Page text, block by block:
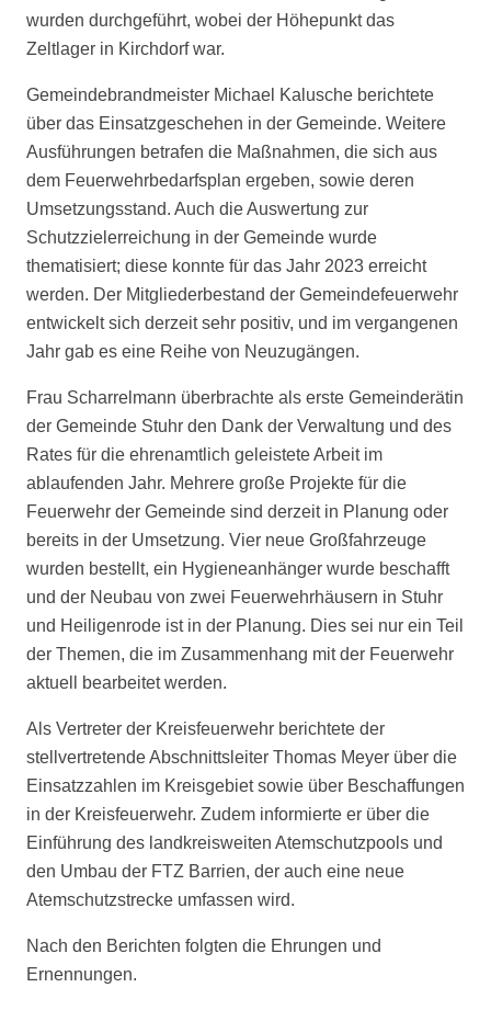
wurden durchgeführt, wobei der Höhepunkt das
Zeltlager in Kirchdorf war.
Gemeindebrandmeister Michael Kalusche berichtete
über das Einsatzgeschehen in der Gemeinde. Weitere
Ausführungen betrafen die Maßnahmen, die sich aus
dem Feuerwehrbedarfsplan ergeben, sowie deren
Umsetzungsstand. Auch die Auswertung zur
Schutzzielerreichung in der Gemeinde wurde
thematisiert; diese konnte für das Jahr 2023 erreicht
werden. Der Mitgliederbestand der Gemeindefeuerwehr
entwickelt sich derzeit sehr positiv, und im vergangenen
Jahr gab es eine Reihe von Neuzugängen.
Frau Scharrelmann überbrachte als erste Gemeinderätin
der Gemeinde Stuhr den Dank der Verwaltung und des
Rates für die ehrenamtlich geleistete Arbeit im
ablaufenden Jahr. Mehrere große Projekte für die
Feuerwehr der Gemeinde sind derzeit in Planung oder
bereits in der Umsetzung. Vier neue Großfahrzeuge
wurden bestellt, ein Hygieneanhänger wurde beschafft
und der Neubau von zwei Feuerwehrhäusern in Stuhr
und Heiligenrode ist in der Planung. Dies sei nur ein Teil
der Themen, die im Zusammenhang mit der Feuerwehr
aktuell bearbeitet werden.
Als Vertreter der Kreisfeuerwehr berichtete der
stellvertretende Abschnittsleiter Thomas Meyer über die
Einsatzzahlen im Kreisgebiet sowie über Beschaffungen
in der Kreisfeuerwehr. Zudem informierte er über die
Einführung des landkreisweiten Atemschutzpools und
den Umbau der FTZ Barrien, der auch eine neue
Atemschutzstrecke umfassen wird.
Nach den Berichten folgten die Ehrungen und
Ernennungen.